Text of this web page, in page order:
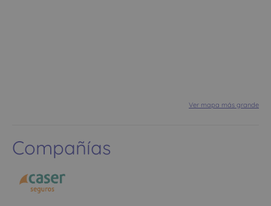
Ver mapa más grande
Compañías